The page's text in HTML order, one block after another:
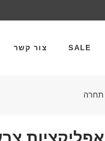
SALE צור קשר
תחרה